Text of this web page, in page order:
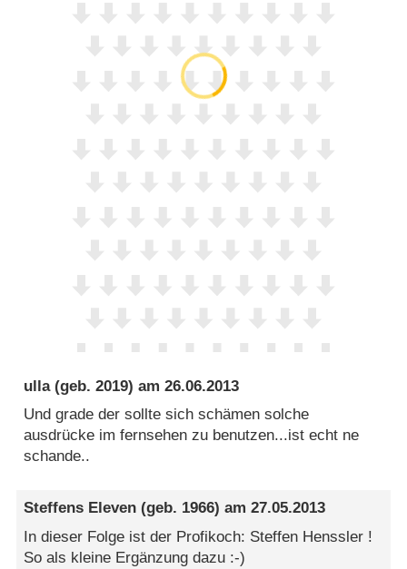
ulla(geb. 2019) am26.06.2013
Und grade der sollte sich schämen solche
ausdrücke im fernsehen zu benutzen...ist echt ne
schande..
Steffens Eleven (geb. 1966) am27.05.2013
In dieser Folge ist der Profikoch: Steffen Henssler !
So als kleine Ergänzung dazu :-)